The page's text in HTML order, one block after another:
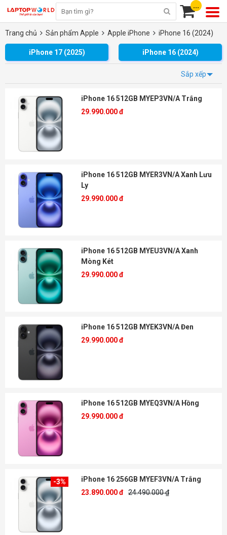
...
Trang chủ Sản phẩm Apple Apple iPhone iPhone 16 (2024)
iPhone 17 (2025) iPhone 16 (2024)
Sắp xếp
iPhone 16 512GB MYEP3VN/A Trắng
29.990.000 đ
iPhone 16 512GB MYER3VN/A Xanh Lưu
Ly
29.990.000 đ
iPhone 16 512GB MYEU3VN/A Xanh
Mòng Két
29.990.000 đ
iPhone 16 512GB MYEK3VN/A Đen
29.990.000 đ
iPhone 16 512GB MYEQ3VN/A Hồng
29.990.000 đ
-3%
iPhone 16 256GB MYEF3VN/A Trắng
23.890.000 đ 24.490.000 ₫